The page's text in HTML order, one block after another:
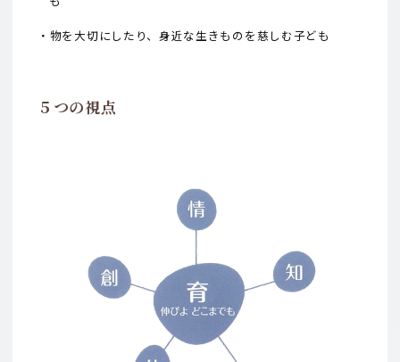
・物を大切にしたり、身近な生きものを慈しむ子ども
５つの視点